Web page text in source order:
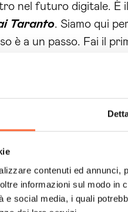
contenuti ed
informazioni sul modo
e social media, i quali
nel futuro digitale.
Taranto. Siamo qui
a un passo. Fai il
tangibili.